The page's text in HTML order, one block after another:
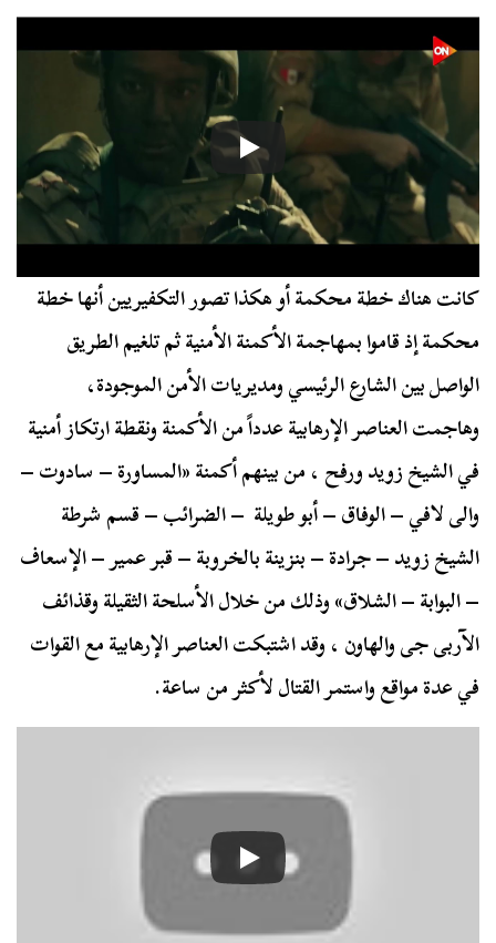
كانت هناك خطة محكمة أو هكذا تصور التكفيريين أنها خطة
محكمة إذ قاموا بمهاجمة الأكمنة الأمنية ثم تلغيم الطريق
الواصل بين الشارع الرئيسي ومديريات الأمن الموجودة،
وهاجمت العناصر الإرهابية عدداً من الأكمنة ونقطة ارتكاز أمنية
في الشيخ زويد ورفح ، من بينهم أكمنة «المساورة – سادوت –
والى لافي – الوفاق – أبو طويلة – الضرائب – قسم شرطة
الشيخ زويد – جرادة – بنزينة بالخروبة – قبر عمير – الإسعاف
– البوابة – الشلاق» وذلك من خلال الأسلحة الثقيلة وقذائف
الآربى جى والهاون ، وقد اشتبكت العناصر الإرهابية مع القوات
في عدة مواقع واستمر القتال لأكثر من ساعة.